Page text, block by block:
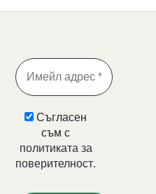
Съгласен
съм с
политиката за
поверителност.